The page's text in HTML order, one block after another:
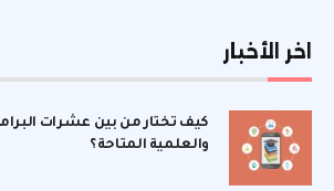
اخر الأخبار
كيف تختار من بين عشرات
والعلمية المتاحة؟